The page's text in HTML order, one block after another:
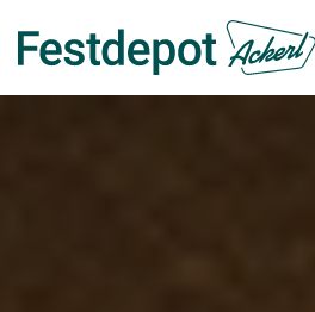
Zum Hauptinhalt springen